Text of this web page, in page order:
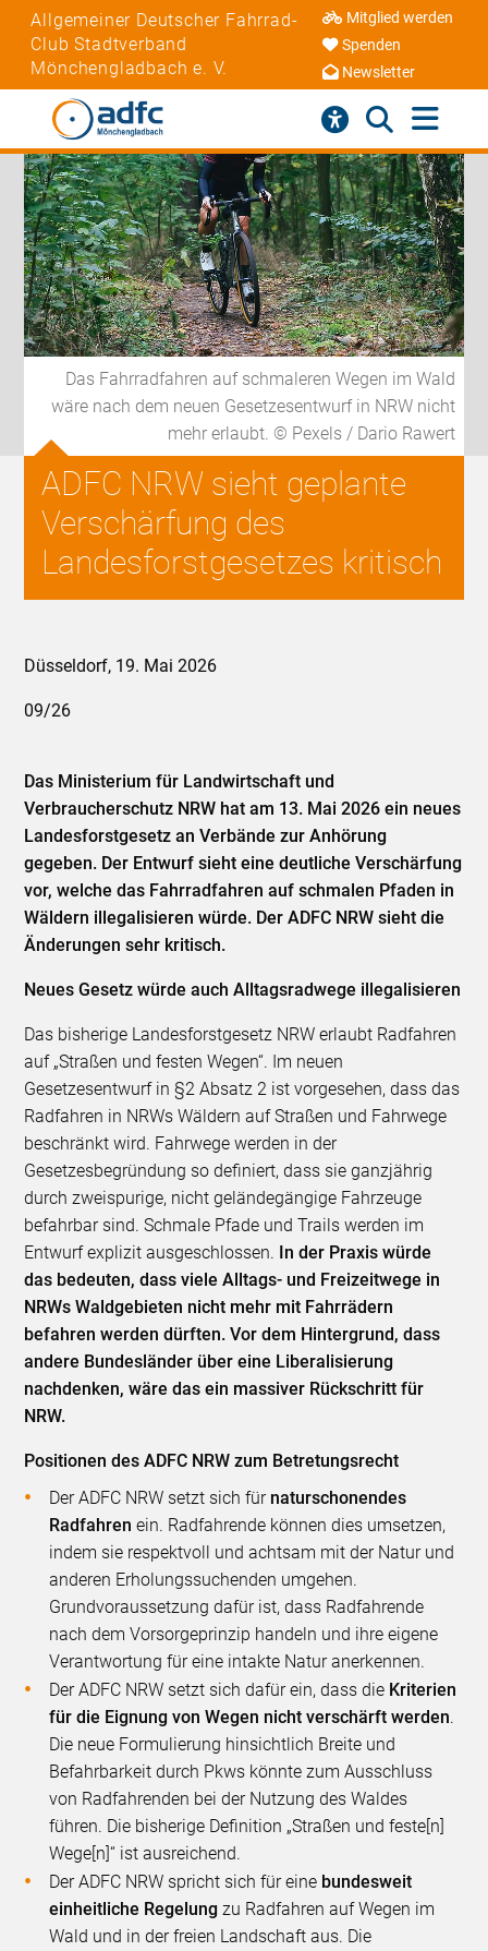
Allgemeiner Deutscher Fahrrad-
Club Stadtverband
Mönchengladbach e. V.
Mitglied werden
Spenden
Newsletter
Das Fahrradfahren auf schmaleren Wegen im Wald
wäre nach dem neuen Gesetzesentwurf in NRW nicht
mehr erlaubt. © Pexels / Dario Rawert
ADFC NRW sieht geplante
Verschärfung des
Landesforstgesetzes kritisch
Düsseldorf, 19. Mai 2026
09/26
Das Ministerium für Landwirtschaft und
Verbraucherschutz NRW hat am 13. Mai 2026 ein neues
Landesforstgesetz an Verbände zur Anhörung
gegeben. Der Entwurf sieht eine deutliche Verschärfung
vor, welche das Fahrradfahren auf schmalen Pfaden in
Wäldern illegalisieren würde. Der ADFC NRW sieht die
Änderungen sehr kritisch.
Neues Gesetz würde auch Alltagsradwege illegalisieren
Das bisherige Landesforstgesetz NRW erlaubt Radfahren
auf „Straßen und festen Wegen“. Im neuen
Gesetzesentwurf in §2 Absatz 2 ist vorgesehen, dass das
Radfahren in NRWs Wäldern auf Straßen und Fahrwege
beschränkt wird. Fahrwege werden in der
Gesetzesbegründung so definiert, dass sie ganzjährig
durch zweispurige, nicht geländegängige Fahrzeuge
befahrbar sind. Schmale Pfade und Trails werden im
Entwurf explizit ausgeschlossen. In der Praxis würde
das bedeuten, dass viele Alltags- und Freizeitwege in
NRWs Waldgebieten nicht mehr mit Fahrrädern
befahren werden dürften. Vor dem Hintergrund, dass
andere Bundesländer über eine Liberalisierung
nachdenken, wäre das ein massiver Rückschritt für
NRW.
Positionen des ADFC NRW zum Betretungsrecht
Der ADFC NRW setzt sich für naturschonendes
Radfahren ein. Radfahrende können dies umsetzen,
indem sie respektvoll und achtsam mit der Natur und
anderen Erholungssuchenden umgehen.
Grundvoraussetzung dafür ist, dass Radfahrende
nach dem Vorsorgeprinzip handeln und ihre eigene
Verantwortung für eine intakte Natur anerkennen.
Der ADFC NRW setzt sich dafür ein, dass die Kriterien
für die Eignung von Wegen nicht verschärft werden.
Die neue Formulierung hinsichtlich Breite und
Befahrbarkeit durch Pkws könnte zum Ausschluss
von Radfahrenden bei der Nutzung des Waldes
führen. Die bisherige Definition „Straßen und feste[n]
Wege[n]“ ist ausreichend.
Der ADFC NRW spricht sich für eine bundesweit
einheitliche Regelung zu Radfahren auf Wegen im
Wald und in der freien Landschaft aus. Die